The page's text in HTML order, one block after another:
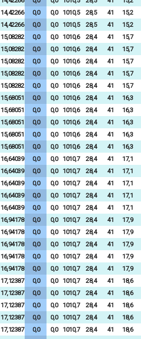
14,42266 0,0 0,0 1010,5 28,5 41
15,2
14,42266 0,0 0,0 1010,5 28,5 41
15,2
15,08282 0,0 0,0 1010,6 28,4 41
15,7
15,08282 0,0 0,0 1010,6 28,4 41
15,7
15,08282 0,0 0,0 1010,6 28,4 41
15,7
15,08282 0,0 0,0 1010,6 28,4 41
15,7
15,08282 0,0 0,0 1010,6 28,4 41
15,7
15,68051 0,0 0,0 1010,6 28,4 41
16,3
15,68051 0,0 0,0 1010,6 28,4 41
16,3
15,68051 0,0 0,0 1010,6 28,4 41
16,3
15,68051 0,0 0,0 1010,6 28,4 41
16,3
15,68051 0,0 0,0 1010,6 28,4 41
16,3
16,64039 0,0 0,0 1010,7 28,4 41
17,1
16,64039 0,0 0,0 1010,7 28,4 41
17,1
16,64039 0,0 0,0 1010,7 28,4 41
17,1
16,64039 0,0 0,0 1010,7 28,4 41
17,1
16,64039 0,0 0,0 1010,7 28,4 41
17,1
16,94178 0,0 0,0 1010,7 28,4 41
17,9
16,94178 0,0 0,0 1010,7 28,4 41
17,9
16,94178 0,0 0,0 1010,7 28,4 41
17,9
16,94178 0,0 0,0 1010,7 28,4 41
17,9
16,94178 0,0 0,0 1010,7 28,4 41
17,9
17,12387 0,0 0,0 1010,7 28,4 41
18,6
17,12387 0,0 0,0 1010,7 28,4 41
18,6
17,12387 0,0 0,0 1010,7 28,4 41
18,6
17,12387 0,0 0,0 1010,7 28,4 41
18,6
17,12387 0,0 0,0 1010,7 28,4 41
18,6